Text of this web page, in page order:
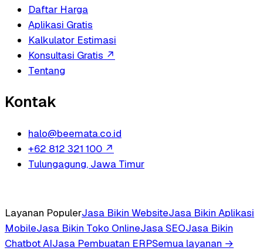
Daftar Harga
Aplikasi Gratis
Kalkulator Estimasi
Konsultasi Gratis ↗
Tentang
Kontak
halo@beemata.co.id
+62 812 321 100 ↗
Tulungagung, Jawa Timur
Layanan PopulerJasa Bikin WebsiteJasa Bikin Aplikasi
MobileJasa Bikin Toko OnlineJasa SEOJasa Bikin
Chatbot AIJasa Pembuatan ERPSemua layanan →